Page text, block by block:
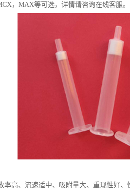
，MAX等可选，详情请咨询在线客服。
率高、流速适中、吸附量大、重现性好